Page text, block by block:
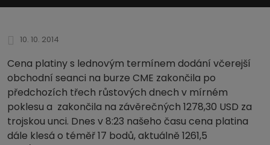
10. 10. 2014
Cena platiny s lednovým termínem dodání včerejší
obchodní seanci na burze CME zakončila po
předchozích třech růstových dnech v mírném
poklesu a zakončila na závěrečných 1278,30 USD za
trojskou unci. Dnes v 8:23 našeho času cena platina
dále klesá o téměř 17 bodů, aktuálně 1261,5